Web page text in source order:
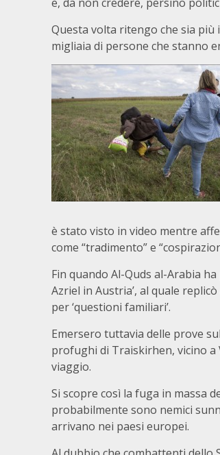
Questa volta ritengo che sia
migliaia di persone che stanno
è stato visto in video mentre
come “tradimento” e
Fin quando Al-Quds al-Arabia
Azriel in Austria’, al quale
per ‘questioni familiari’.
Emersero tuttavia delle prove
profughi di Traiskirhen, vicino a
viaggio.
Si scopre così la fuga in massa
probabilmente sono nemici
arrivano nei paesi europei.